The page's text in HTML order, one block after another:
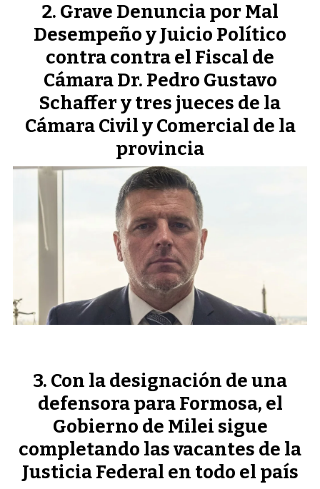
Grave Denuncia por Mal
Desempeño y Juicio Político
contra contra el Fiscal de
Cámara Dr. Pedro Gustavo
Schaffer y tres jueces de la
Cámara Civil y Comercial de la
provincia
Con la designación de una
defensora para Formosa, el
Gobierno de Milei sigue
completando las vacantes de la
Justicia Federal en todo el país